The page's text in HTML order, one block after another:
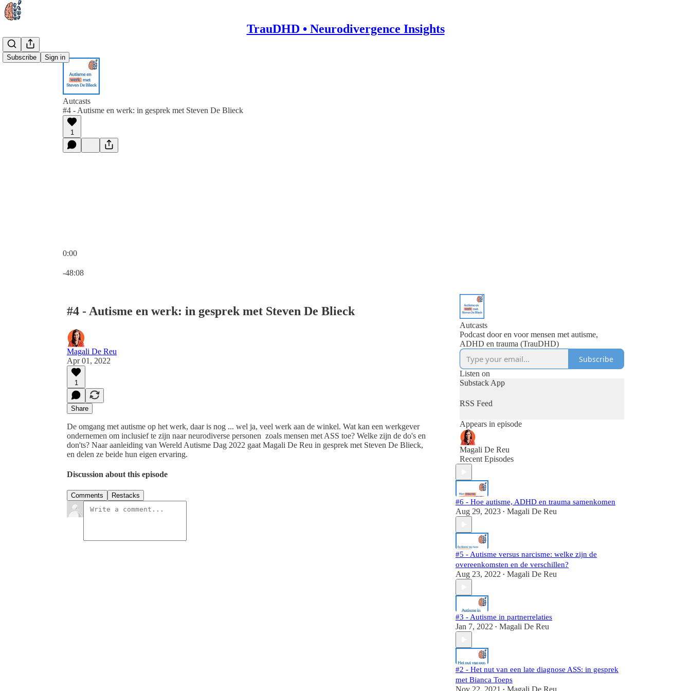
TrauDHD • Neurodivergence Insights
Subscribe Sign in
Autcasts
#4 - Autisme en werk: in gesprek met Steven De Blieck
1
0:00
-48:08
#4 - Autisme en werk: in gesprek met Steven De Blieck
Magali De Reu
Apr 01, 2022
1
Share
De omgang met autisme op het werk, daar is nog ... wel ja, veel werk aan de winkel. Wat kan een werkgever
ondernemen om inclusief te zijn naar neurodiverse personen zoals mensen met ASS toe? Welke zijn de do's en
don'ts? Naar aanleiding van Wereld Autisme Dag 2022 gaat Magali De Reu in gesprek met Steven De Blieck,
en delen ze beide hun eigen ervaring.
Discussion about this episode
Comments Restacks
Autcasts
Podcast door en voor mensen met autisme,
ADHD en trauma (TrauDHD)
Subscribe
Listen on
Substack App
RSS Feed
Appears in episode
Magali De Reu
Recent Episodes
#6 - Hoe autisme, ADHD en trauma samenkomen
Aug 29, 2023 • Magali De Reu
#5 - Autisme versus narcisme: welke zijn de
overeenkomsten en de verschillen?
Aug 23, 2022 • Magali De Reu
#3 - Autisme in partnerrelaties
Jan 7, 2022 • Magali De Reu
#2 - Het nut van een late diagnose ASS: in gesprek
met Bianca Toeps
Nov 22, 2021 • Magali De Reu